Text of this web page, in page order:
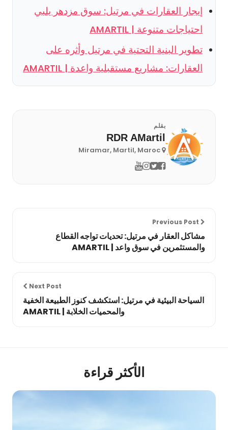
إيجار العقارات في مرتيل: سوق مزدهر يلبي
احتياجات متنوعة | AMARTIL
تطوير البنية التحتية في مرتيل وأثره على
العقارات: مشاريع مستقبلية واعدة | AMARTIL
بقلم
RDR AMartil
مشاكل العقار في مرتيل: تحديات تواجه القطاع
والمستثمرين في سوق واعد | AMARTIL
Next Post
السياحة البيئية في مرتيل: استكشف كنوز الطبيعة الخفية
والمحميات الخلابة | AMARTIL
الأكثر قراءة